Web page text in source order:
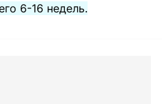
6-16 недель.